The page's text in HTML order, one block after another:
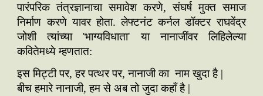
पारंपरिक तंत्रज्ञानाचा समावेश करणे, संघर्ष मुक्त समाज
निर्माण करणे यावर होता. लेफ्टनंट कर्नल डॉक्टर राघवेंद्र
जोशी त्यांच्या 'भाग्यविधाता' या नानाजींवर लिहिलेल्या
कवितेमध्ये म्हणतात:
इस मिट्टी पर, हर पत्थर पर, नानाजी का नाम खुदा है |
बीच हमारे नानाजी, हम से अब तो जुदा कहाँ है |